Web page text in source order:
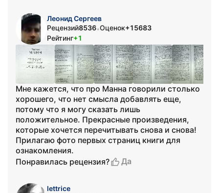
Леонид Сергеев
Рецензий8536•Оценок+15683
Рейтинг+1
Мне кажется, что про Манна говорили столько
хорошего, что нет смысла добавлять еще,
потому что я могу сказать лишь
положительное. Прекрасные произведения,
которые хочется перечитывать снова и снова!
Прилагаю фото первых страниц книги для
ознакомления.
Понравилась рецензия?
Да
lettrice